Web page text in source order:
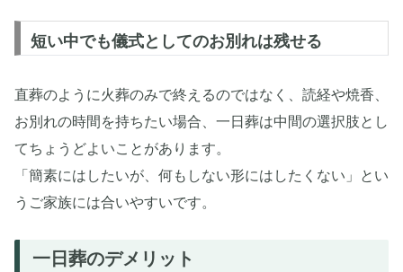
短い中でも儀式としてのお別れは残せる
直葬のように火葬のみで終えるのではなく、読経や焼香、
お別れの時間を持ちたい場合、一日葬は中間の選択肢とし
てちょうどよいことがあります。
「簡素にはしたいが、何もしない形にはしたくない」とい
うご家族には合いやすいです。
一日葬のデメリット